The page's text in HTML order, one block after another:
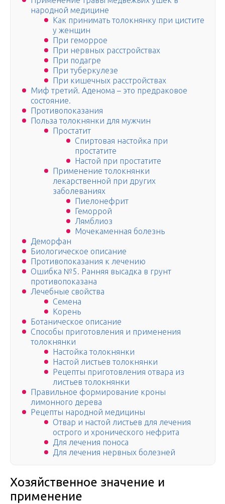
народной медицине
Как принимать толокнянку при цистите
у женщин
При геморрое
При нервных расстройствах
При подагре
При туберкулезе
При кишечных расстройствах
Миф третий. Аденома – это предраковое
состояние.
Противопоказания
Польза толокнянки для мужчин
Простатит
Спиртовая настойка при
простатите
Настой при простатите
Применение толокнянки
лекарственной при других
заболеваниях
Пиелонефрит
Геморрой
Лямблиоз
Мочекаменная болезнь
Деморфан
Биологическое описание
Противопоказания к лечению
Ошибка №5. Ранняя высадка в грунт
противопоказана
Лечебные свойства
Семена
Корень
Ботаническое описание
Способы приготовления и применения
толокнянки
Настойка толокнянки
Настой листьев толокнянки
Рецепты приготовления отвара из
листьев толокнянки
Правильное формирование кроны
лимонного дерева
Рецепты народной медицины
Отвар и настой листьев для лечения
острого и хронического нефрита
Для лечения поноса
Для лечения нервных болезней
Хозяйственное значение и
применение